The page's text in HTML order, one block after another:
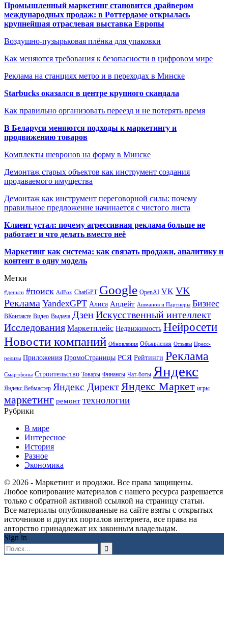
Промышленный маркетинг становится драйвером
международных продаж: в Роттердаме открылась
крупнейшая отраслевая выставка Европы
Воздушно-пузырьковая плёнка для упаковки
Как меняются требования к безопасности в цифровом мире
Реклама на станциях метро и в переходах в Минске
Starbucks оказался в центре крупного скандала
Как правильно организовать переезд и не потерять время
В Беларуси меняются подходы к маркетингу и
продвижению товаров
Комплекты шевронов на форму в Минске
Демонтаж старых объектов как инструмент создания
продаваемого имущества
Демонтаж как инструмент переговорной силы: почему
правильное предложение начинается с чистого листа
Клиент устал: почему агрессивная реклама больше не
работает и что делать вместо неё
Маркетинг как система: как связать продажи, аналитику и
контент в одну модель
Метки
#деньги #поиск AdFox ChatGPT Google OpenAI VK VK
Реклама YandexGPT Алиса Апдейт Ашманов и Партнеры Бизнес
ВКонтакте Видео Выдача ДзенИскусственный интеллект
Исследования Маркетплейс Недвижимость Нейросети
Новости компаний Обновления Объявления Отзывы Пресс-
релизы Приложения ПромоСтраницы РСЯ Рейтинги Реклама
Смартфоны Строительство Товары Финансы Чат-боты Яндекс
Яндекс.Вебмастер Яндекс Директ Яндекс Маркет игры
маркетинг ремонт технологии
Рубрики
В мире
Интересное
История
Разное
Экономика
© 2026 - Маркетинг и продажи. Все права защищены.
Любое копирование материалов с нашего ресурса разрешается
только с обратной активной ссылкой на страницу статьи.
Все материалы опубликованные на сайте взяты с открытых
источников и других порталов интернета, все права на
авторство принадлежат их законным владельцам.
Sign in